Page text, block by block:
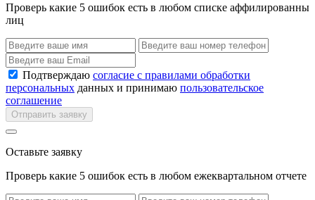
Проверь какие 5 ошибок есть в любом списке аффилированны
лиц
Подтверждаю согласие с правилами обработки
персональных данных и принимаю пользовательское
соглашение
Отправить заявку
Оставьте заявку
Проверь какие 5 ошибок есть в любом ежеквартальном отчете